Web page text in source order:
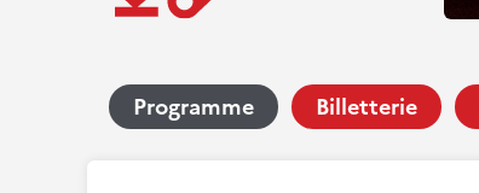
Programme Billetterie